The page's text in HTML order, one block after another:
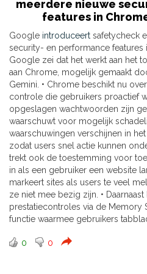
meerdere nieuwe
features in
Google introduceert safetycheck
security- en performance
Google zei dat het werkt aan het
aan Chrome, mogelijk gemaakt
Gemini. • Chrome beschikt nu
controle die gebruikers proactief
opgeslagen wachtwoorden zijn
waarschuwt voor mogelijk
waarschuwingen verschijnen in
zodat users snel actie kunnen
trekt ook de toestemming voor
in als een gebruiker een website
markeert sites als users te veel
ze niet mee bezig zijn. •
prestatiecontroles via de Memory
functie waarmee gebruikers
0 0